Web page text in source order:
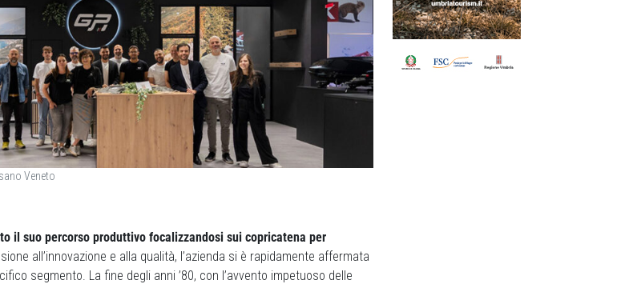
Veneto
il suo percorso produttivo focalizzandosi sui copricatena per
all’innovazione e alla qualità, l’azienda si è rapidamente affermata
segmento. La fine degli anni ’80, con l’avvento impetuoso delle